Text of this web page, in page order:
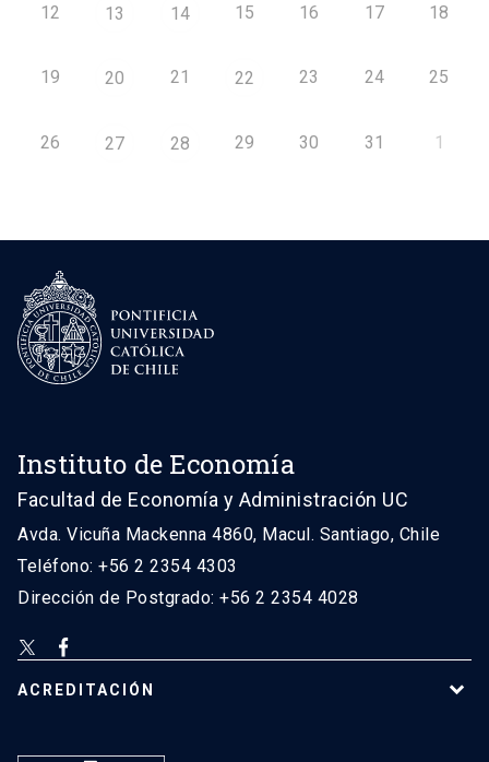
12 13 14 15 16 17 18
19 20 21 22 23 24 25
26 27 28 29 30 31 1
Instituto de Economía
Facultad de Economía y Administración UC
Avda. Vicuña Mackenna 4860, Macul. Santiago, Chile
Teléfono: +56 2 2354 4303
Dirección de Postgrado: +56 2 2354 4028
ACREDITACIÓN